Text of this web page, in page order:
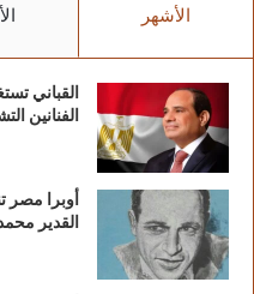
الأشهر
القباني
الفنانين
أوبرا مصر
القدير